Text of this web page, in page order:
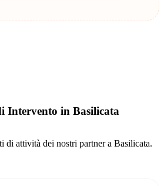
Intervento in Basilicata
di attività dei nostri partner a Basilicata.